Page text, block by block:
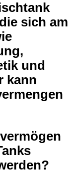
sich am
und
kann